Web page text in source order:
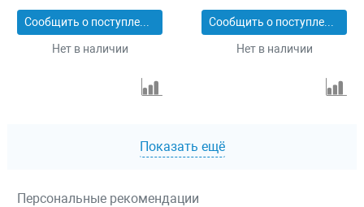
Сообщить о поступлении
Нет в наличии
Сообщить о поступлении
Нет в наличии
Показать ещё
Персональные рекомендации